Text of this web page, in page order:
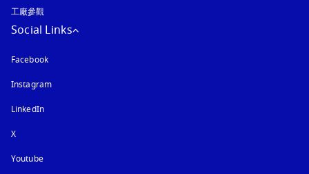
工廠參觀
Social Links
Facebook
Instagram以新標籤頁開啟
LinkedIn
X
Youtube以新標籤頁開啟